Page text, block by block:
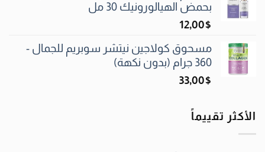
بحمض الهيالورونيك 30 مل
12٫00$
مسحوق كولاجين نيتشر سوبريم للجمال -
360 جرام (بدون نكهة)
33٫00$
الأكثر تقييماً